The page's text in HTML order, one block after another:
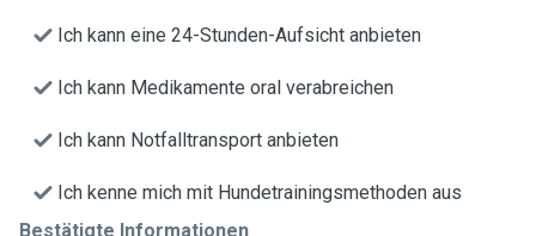
Ich kann eine 24-Stunden-Aufsicht anbieten
Ich kann Medikamente oral verabreichen
Ich kann Notfalltransport anbieten
Ich kenne mich mit Hundetrainingsmethoden aus
Bestätigte Informationen